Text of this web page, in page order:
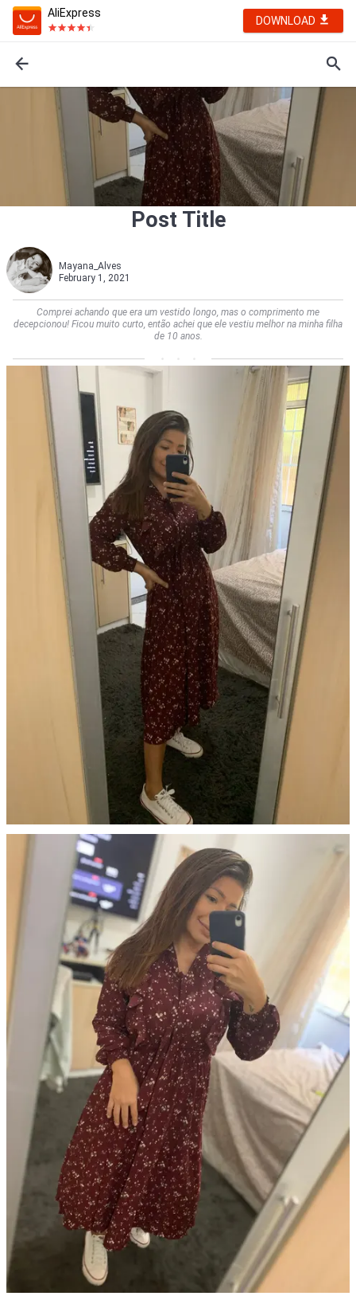
AliExpress
DOWNLOAD
Post Title
Mayana_Alves
February 1, 2021
Comprei achando que era um vestido longo, mas o comprimento me
decepcionou! Ficou muito curto, então achei que ele vestiu melhor na minha filha
de 10 anos.